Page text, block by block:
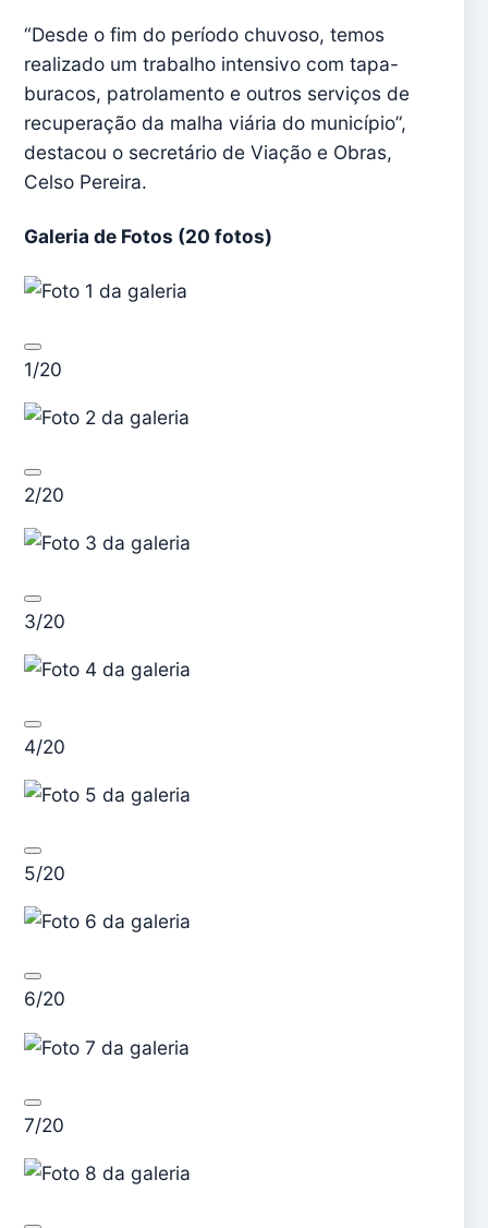
“Desde o fim do período chuvoso, temos
realizado um trabalho intensivo com tapa-
buracos, patrolamento e outros serviços de
recuperação da malha viária do município”,
destacou o secretário de Viação e Obras,
Celso Pereira.
Galeria de Fotos (20 fotos)
1/20
2/20
3/20
4/20
5/20
6/20
7/20